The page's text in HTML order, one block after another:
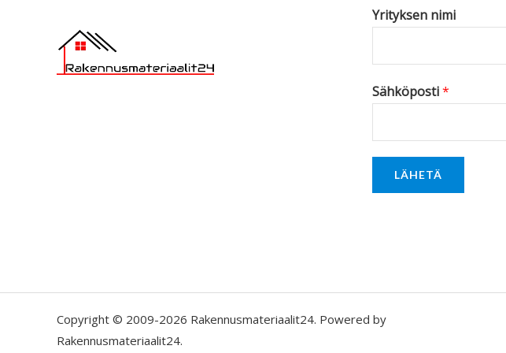
Yrityksen nimi
Sähköposti*
LÄHETÄ
Copyright © 2009-2026 Rakennusmateriaalit24. Powered by
Rakennusmateriaalit24.